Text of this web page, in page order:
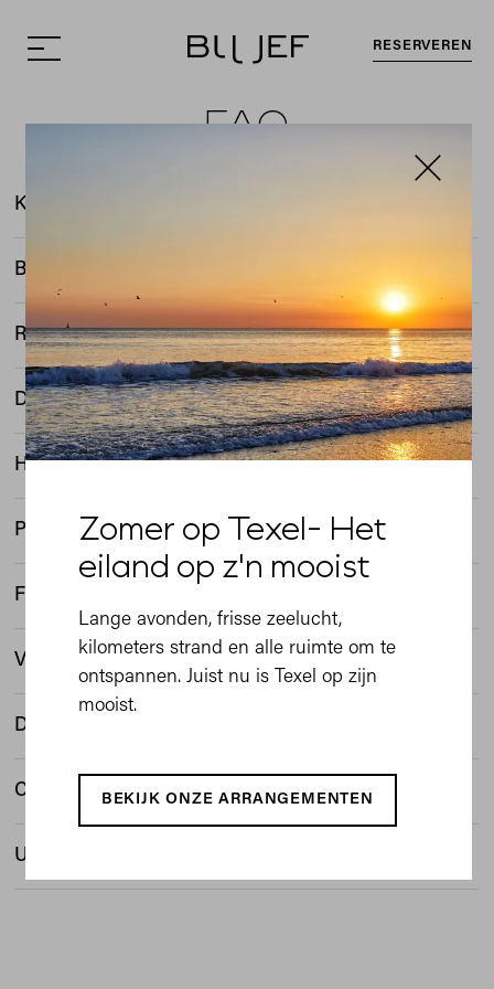
RESERVEREN
Zomer op Texel- Het
eiland op z'n mooist
Lange avonden, frisse zeelucht,
kilometers strand en alle ruimte om te
ontspannen. Juist nu is Texel op zijn
mooist.
BEKIJK ONZE ARRANGEMENTEN
FAQ
Keuken
Betaalmethoden
Reserveren
Dresscode
Huisdieren
Parkeren
Fietsenstalling
Veerboot
Dieetwensen / Allergieën
Cadeaubonnen
Uniforme Horeca Voorwaarden